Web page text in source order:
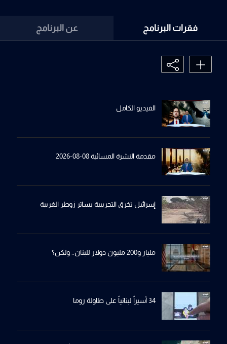
فقرات البرنامج عن البرنامج
الفيديو الكامل
مقدمة النشرة المسائية 08-08-2026
إسرائيل تخرِق التجريبية بساترِ زوطر الغربية
مليار و200 مليون دولار للبنان.. ولكن؟
34 أسيراً لبنانياً على طاولة روما